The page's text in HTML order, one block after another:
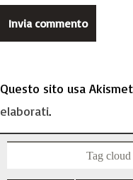
Questo sito usa
elaborati.
Tag cloud